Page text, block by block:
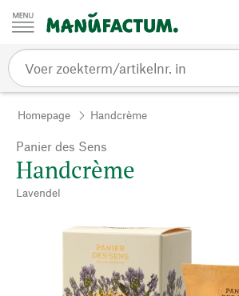
Passer au contenu
Homepage Handcrème
Panier des Sens
Handcrème
Lavendel